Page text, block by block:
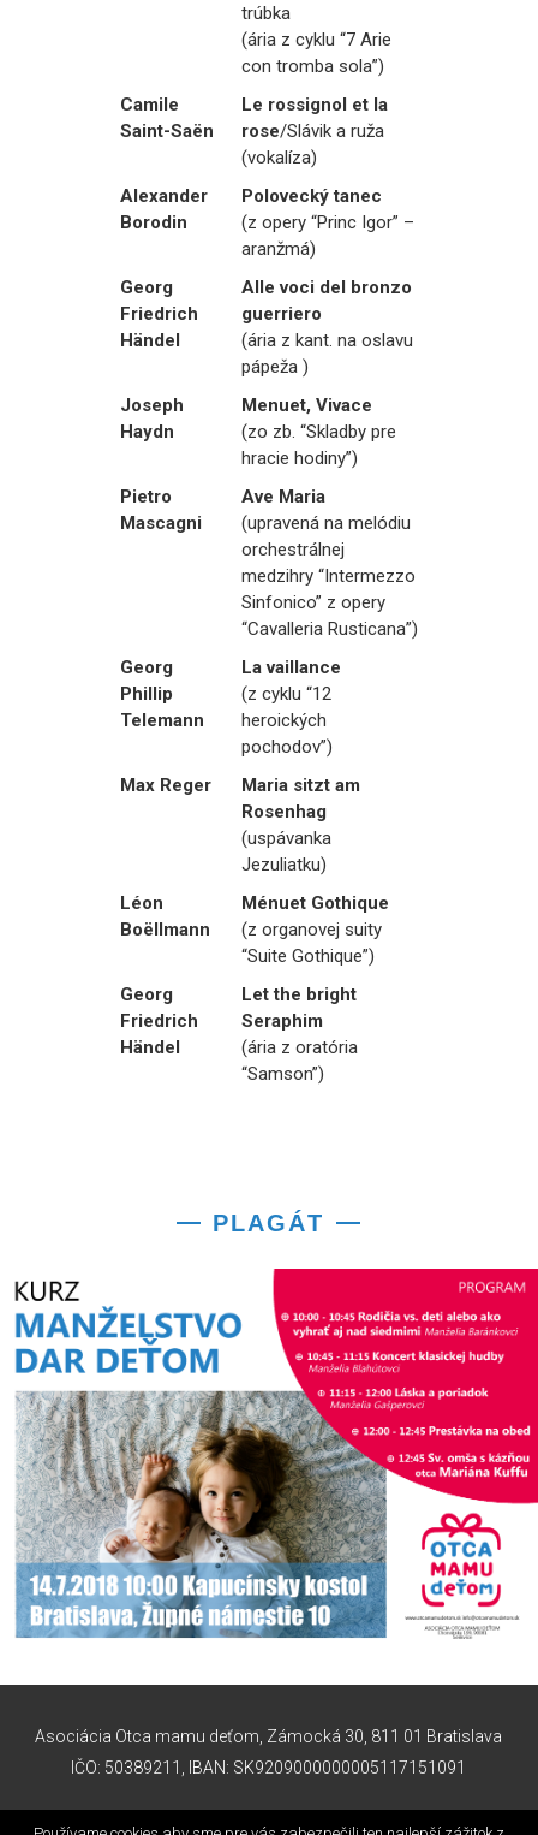
trúbka
(ária z cyklu “7 Arie
con tromba sola”)
Camile
Saint-Saën
Le rossignol et la
rose/Slávik a ruža
(vokalíza)
Alexander
Borodin
Polovecký tanec
(z opery “Princ Igor” –
aranžmá)
Georg
Friedrich
Händel
Alle voci del bronzo
guerriero
(ária z kant. na oslavu
pápeža )
Joseph
Haydn
Menuet, Vivace
(zo zb. “Skladby pre
hracie hodiny”)
Pietro
Mascagni
Ave Maria
(upravená na melódiu
orchestrálnej
medzihry “Intermezzo
Sinfonico” z opery
“Cavalleria Rusticana”)
Georg
Phillip
Telemann
La vaillance
(z cyklu “12
heroických
pochodov”)
Max Reger
Maria sitzt am
Rosenhag
(uspávanka
Jezuliatku)
Léon
Boëllmann
Ménuet Gothique
(z organovej suity
“Suite Gothique”)
Georg
Friedrich
Händel
Let the bright
Seraphim
(ária z oratória
“Samson”)
PLAGÁT
Asociácia Otca mamu deťom, Zámocká 30, 811 01 Bratislava
IČO: 50389211, IBAN: SK9209000000005117151091
info@otcamamudetom.sk